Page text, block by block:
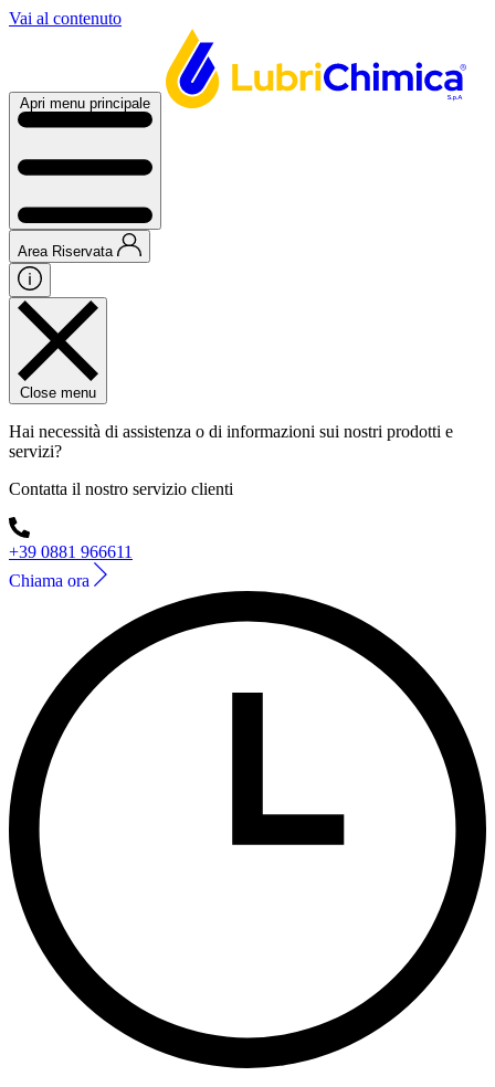
Vai al contenuto
Apri menu principale
Area Riservata
Close menu
Hai necessità di assistenza o di informazioni sui nostri prodotti e
servizi?
Contatta il nostro servizio clienti
+39 0881 966611
Chiama ora